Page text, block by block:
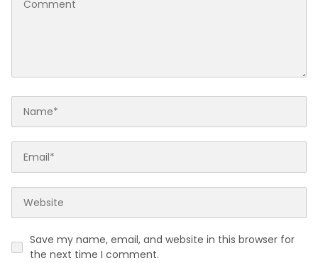
Save my name, email, and website in this browser for
the next time I comment.